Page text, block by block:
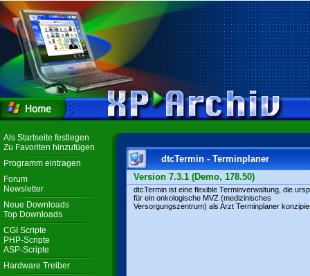
Als Startseite festlegen
Zu Favoriten hinzufügen
Programm eintragen
Forum
Newsletter
Neue Downloads
Top Downloads
CGI Scripte
PHP-Scripte
ASP-Scripte
Hardware Treiber
dtcTermin - Terminplaner
Version 7.3.1 (Demo, 178.50)
dtcTermin ist eine flexible Terminverwaltung, die
für ein onkologische MVZ (medizinisches
Versorgungszentrum) als Arzt Terminplaner